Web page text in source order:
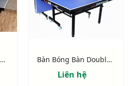
Bàn bóng bàn thi đấu 303551 Bàn Bóng Bàn Double Fish 203M-2
Liên hệ